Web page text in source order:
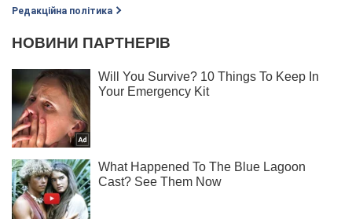
Редакційна політика